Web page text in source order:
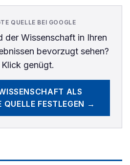
QUELLE BEI GOOGLE
der Wissenschaftin Ihren
bevorzugt sehen?
Klick genügt.
ALS
QUELLE FESTLEGEN →